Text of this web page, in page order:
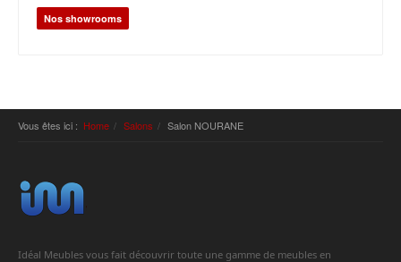
Nos showrooms
Vous êtes ici : Home Salons Salon NOURANE
Idéal Meubles vous fait découvrir toute une gamme de meubles en